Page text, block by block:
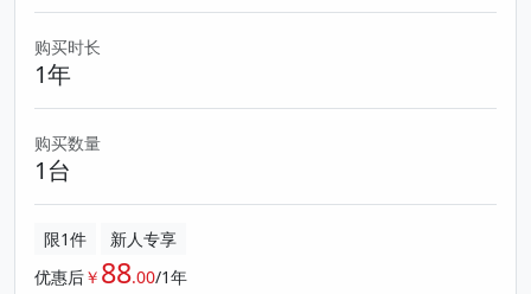
购买时长
1年
购买数量
1台
限1件
新人专享
优惠后￥ 88.00/1年